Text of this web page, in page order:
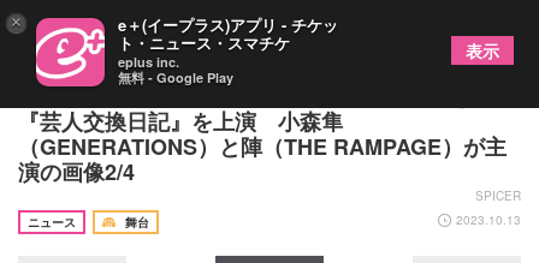
鈴木おさむ、放送作家キャリア最後の公演となる
『芸人交換日記』を上演 小森隼
（GENERATIONS）と陣（THE RAMPAGE）が主
演の画像2/4
SPICER
ニュース
舞台 2023.10.13
× e＋(イープラス)アプリ - チケッ
ト・ニュース・スマチケ
eplus inc.
無料 - Google Play
表示